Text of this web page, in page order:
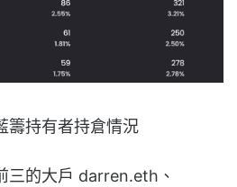
籌持有者持倉情況
三的大戶 darren.eth、